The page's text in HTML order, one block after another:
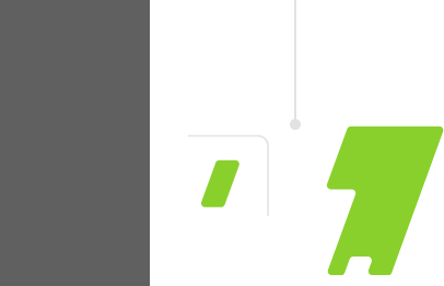
有名ブランドで楽しく働こ
人気を誇るブランドで 販売&店舗運